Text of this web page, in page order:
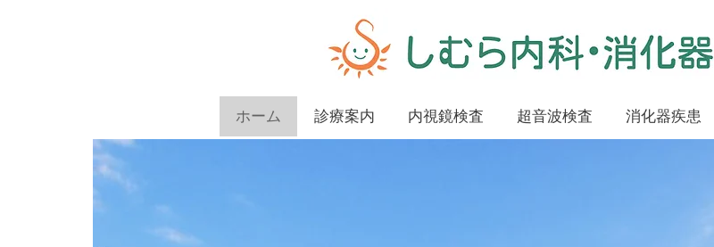
ホーム 診療案内 内視鏡検査 超音波検査 消化器疾患
内視鏡専門医が行う